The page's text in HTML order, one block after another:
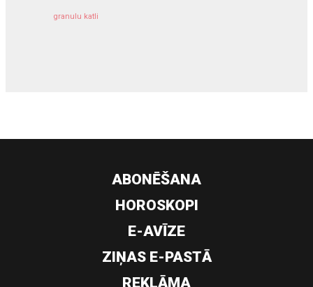
granulu katli
ABONĒŠANA
HOROSKOPI
E-AVĪZE
ZIŅAS E-PASTĀ
REKLĀMA